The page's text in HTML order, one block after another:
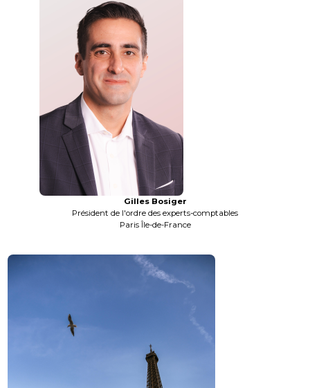
Gilles Bosiger
Président de l'ordre des experts-comptables
Paris Île-de-France